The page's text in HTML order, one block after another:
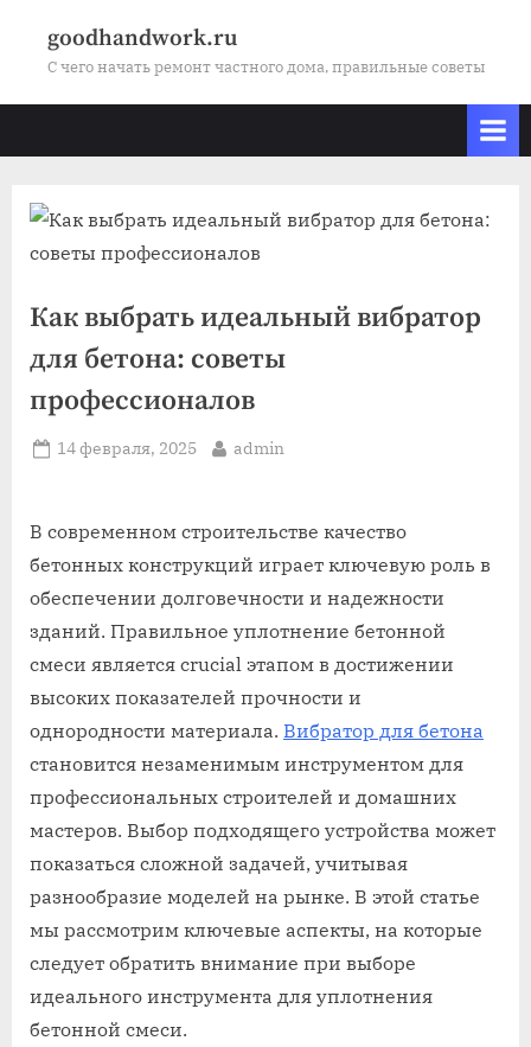
goodhandwork.ru
С чего начать ремонт частного дома, правильные советы
Как выбрать идеальный вибратор
для бетона: советы
профессионалов
Posted
14 февраля, 2025 By
admin
В современном строительстве качество
бетонных конструкций играет ключевую роль в
обеспечении долговечности и надежности
зданий. Правильное уплотнение бетонной
смеси является crucial этапом в достижении
высоких показателей прочности и
однородности материала. Вибратор для бетона
становится незаменимым инструментом для
профессиональных строителей и домашних
мастеров. Выбор подходящего устройства может
показаться сложной задачей, учитывая
разнообразие моделей на рынке. В этой статье
мы рассмотрим ключевые аспекты, на которые
следует обратить внимание при выборе
идеального инструмента для уплотнения
бетонной смеси.